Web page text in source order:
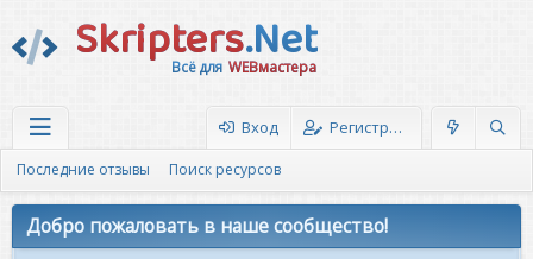
Skripters.Net
Всё для WEBмастера
Вход Регистрация
Последние отзывы Поиск ресурсов
Добро пожаловать в наше сообщество!